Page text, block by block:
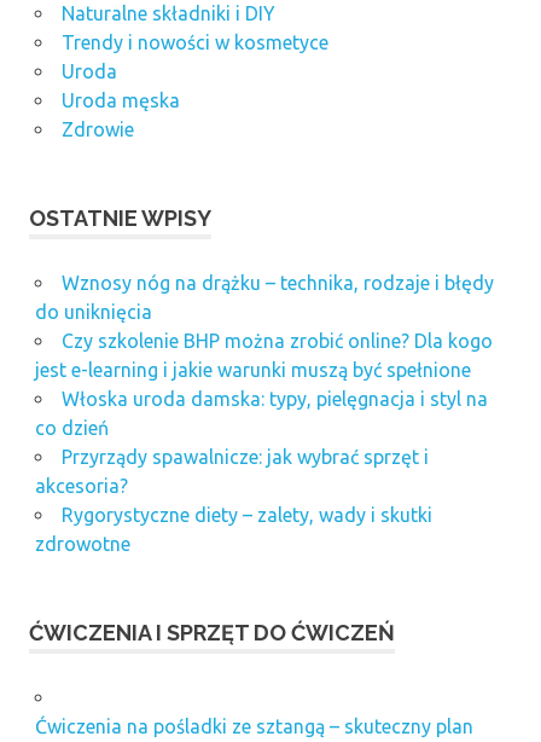
Naturalne składniki i DIY
Trendy i nowości w kosmetyce
Uroda
Uroda męska
Zdrowie
OSTATNIE WPISY
Wznosy nóg na drążku – technika, rodzaje i błędy
do uniknięcia
Czy szkolenie BHP można zrobić online? Dla kogo
jest e-learning i jakie warunki muszą być spełnione
Włoska uroda damska: typy, pielęgnacja i styl na
co dzień
Przyrządy spawalnicze: jak wybrać sprzęt i
akcesoria?
Rygorystyczne diety – zalety, wady i skutki
zdrowotne
ĆWICZENIA I SPRZĘT DO ĆWICZEŃ
Ćwiczenia na pośladki ze sztangą – skuteczny plan